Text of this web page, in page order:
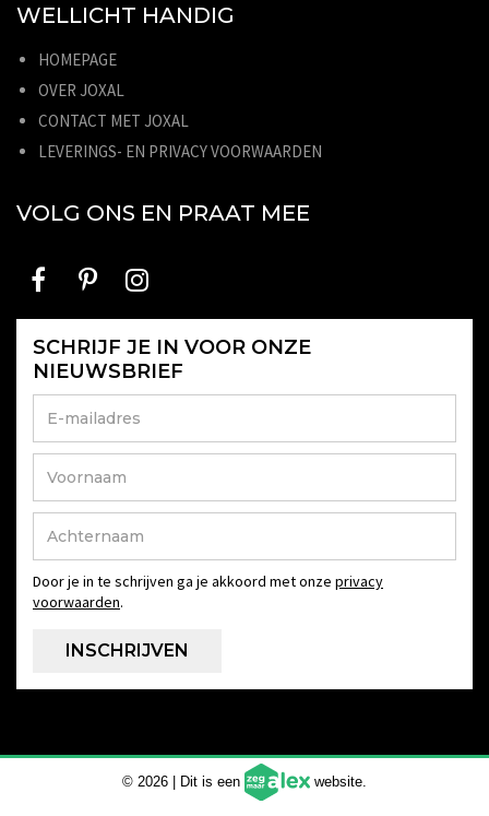
WELLICHT HANDIG
HOMEPAGE
OVER JOXAL
CONTACT MET JOXAL
LEVERINGS- EN PRIVACY VOORWAARDEN
VOLG ONS EN PRAAT MEE
SCHRIJF JE IN VOOR ONZE
NIEUWSBRIEF
Door je in te schrijven ga je akkoord met onze privacy
voorwaarden.
© 2026 | Dit is een website.